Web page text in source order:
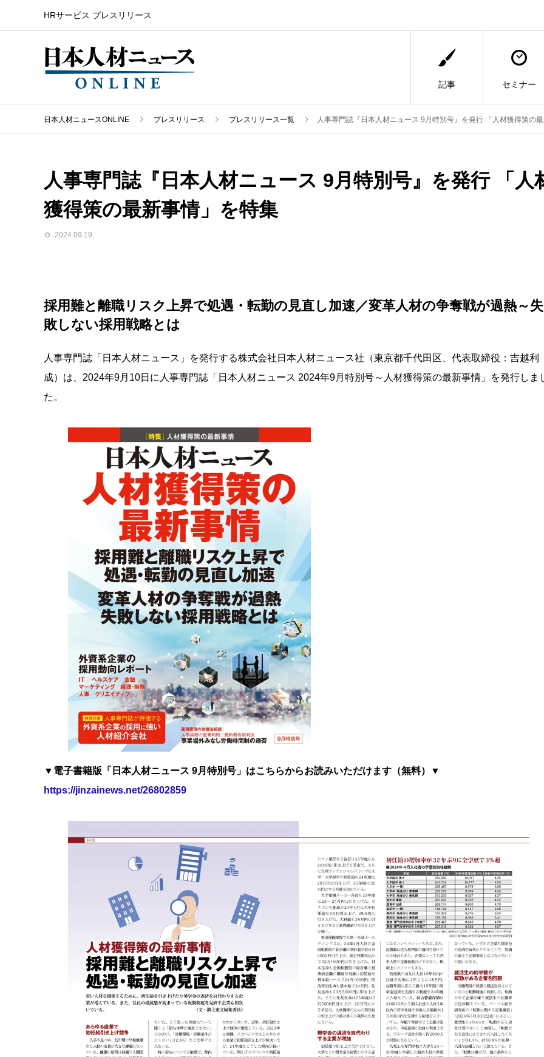
HRサービス プレスリリース
記事 セミナー
日本人材ニュースONLINE プレスリリース プレスリリース一覧 人事専門誌『日本人材ニュース 9月特別号』を発行 「人材獲得策の
人事専門誌『日本人材ニュース 9月特別号』を発行 「人
獲得策の最新事情」を特集
2024.09.19
採用難と離職リスク上昇で処遇・転勤の見直し加速／変革人材の争奪戦が過熱～失
敗しない採用戦略とは
人事専門誌「日本人材ニュース」を発行する株式会社日本人材ニュース社（東京都千代田区、代表取締役：吉越利
成）は、2024年9月10日に人事専門誌「日本人材ニュース 2024年9月特別号～人材獲得策の最新事情」を発行しま
た。
▼電子書籍版「日本人材ニュース 9月特別号」はこちらからお読みいただけます（無料）▼
https://jinzainews.net/26802859